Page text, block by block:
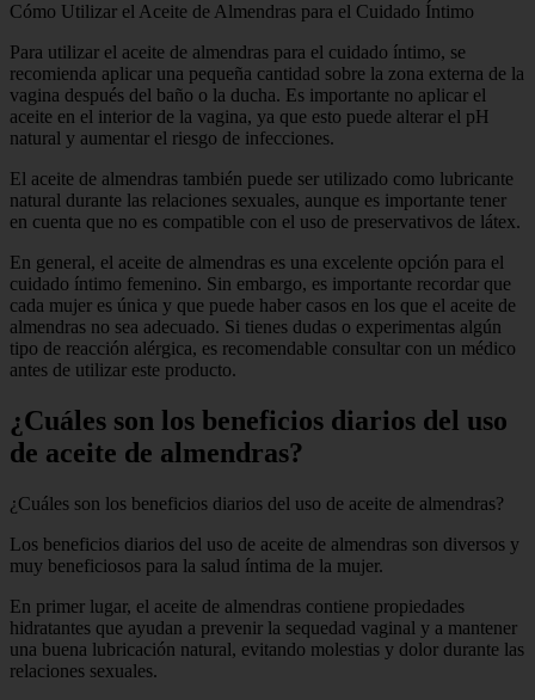
Cómo Utilizar el Aceite de Almendras para el Cuidado Íntimo
Para utilizar el aceite de almendras para el cuidado íntimo, se
recomienda aplicar una pequeña cantidad sobre la zona externa de la
vagina después del baño o la ducha. Es importante no aplicar el
aceite en el interior de la vagina, ya que esto puede alterar el pH
natural y aumentar el riesgo de infecciones.
El aceite de almendras también puede ser utilizado como lubricante
natural durante las relaciones sexuales, aunque es importante tener
en cuenta que no es compatible con el uso de preservativos de látex.
En general, el aceite de almendras es una excelente opción para el
cuidado íntimo femenino. Sin embargo, es importante recordar que
cada mujer es única y que puede haber casos en los que el aceite de
almendras no sea adecuado. Si tienes dudas o experimentas algún
tipo de reacción alérgica, es recomendable consultar con un médico
antes de utilizar este producto.
¿Cuáles son los beneficios diarios del uso
de aceite de almendras?
¿Cuáles son los beneficios diarios del uso de aceite de almendras?
Los beneficios diarios del uso de aceite de almendras son diversos y
muy beneficiosos para la salud íntima de la mujer.
En primer lugar, el aceite de almendras contiene propiedades
hidratantes que ayudan a prevenir la sequedad vaginal y a mantener
una buena lubricación natural, evitando molestias y dolor durante las
relaciones sexuales.